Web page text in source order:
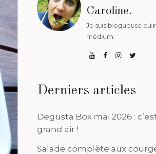
Caroline.
Je suis blogueuse
médium.
Derniers articles
Degusta Box mai 2026 :
grand air !
Salade complète aux